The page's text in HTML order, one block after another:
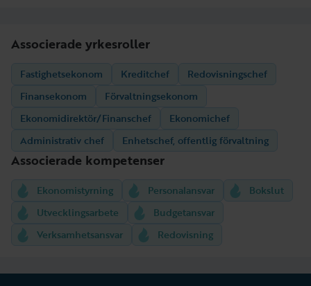
Associerade yrkesroller
Fastighetsekonom Kreditchef
Redovisningschef
Finansekonom
Förvaltningsekonom
Ekonomidirektör/Finanschef
Ekonomichef
Administrativ chef
Enhetschef, offentlig förvaltning
Associerade kompetenser
Ekonomistyrning Personalansvar
Bokslut
Utvecklingsarbete
Budgetansvar
Verksamhetsansvar
Redovisning